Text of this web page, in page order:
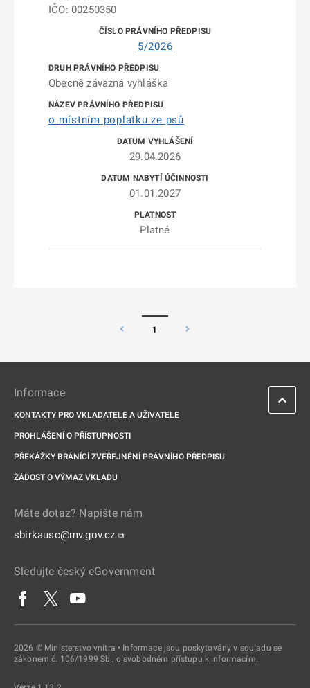
IČO: 00250350
5/2026
Obecně závazná vyhláška
o místním poplatku ze psů
29.04.2026
01.01.2027
Platné
1
Informace
KONTAKTY PRO VKLADATELE A UŽIVATELE
PROHLÁŠENÍ O PŘÍSTUPNOSTI
PŘEKÁŽKY BRÁNÍCÍ ZVEŘEJNĚNÍ PRÁVNÍHO PŘEDPISU
ŽÁDOST O VÝMAZ VKLADU
Máte dotaz? Napište nám
sbirkausc@mv.gov.cz ⧉
Sledujte český eGovernment
2026 © Ministerstvo vnitra • Informace jsou poskytovány v souladu se
zákonem č. 106/1999 Sb., o svobodném přístupu k informacím.